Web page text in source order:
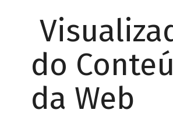
do
da Web